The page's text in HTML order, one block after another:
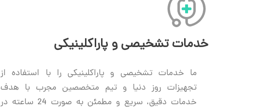
خدمات تشخیصی و پاراکلینیکی
ما خدمات تشخیصی و پاراکلینیکی را با استفاده از
تجهیزات روز دنیا و تیم متخصصین مجرب با هدف
خدمات دقیق، سریع و مطمئن به صورت 24 ساعته در